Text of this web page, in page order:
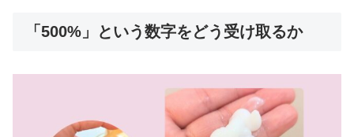
「500%」という数字をどう受け取るか